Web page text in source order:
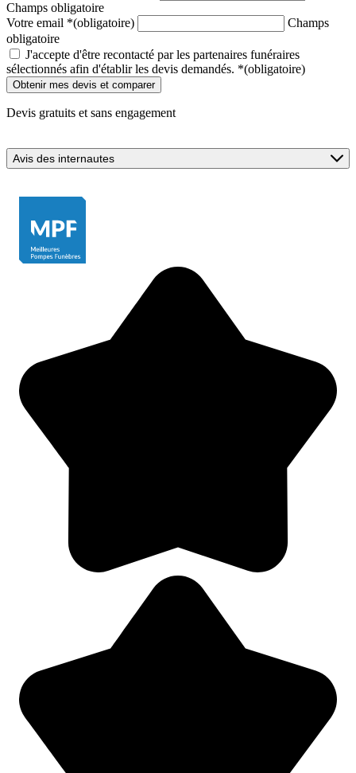
Champs obligatoire
Votre email *(obligatoire)
Champs
obligatoire
J'accepte d'être recontacté par les partenaires funéraires
sélectionnés afin d'établir les devis demandés. *(obligatoire)
Devis gratuits et sans engagement
Avis des internautes